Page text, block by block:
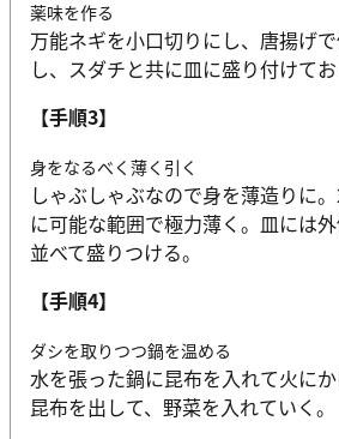
薬味を作る
万能ネギを小口切りにし、唐揚げ
し、スダチと共に皿に盛り付けてお
【手順3】
身をなるべく薄く引く
しゃぶしゃぶなので身を薄造りに
に可能な範囲で極力薄く。皿には
並べて盛りつける。
【手順4】
ダシを取りつつ鍋を温める
水を張った鍋に昆布を入れて火に
昆布を出して、野菜を入れていく。